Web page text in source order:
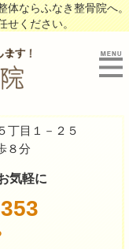
ならふなき整骨院へ。
ください。
丁目１－２５
８分
気軽に